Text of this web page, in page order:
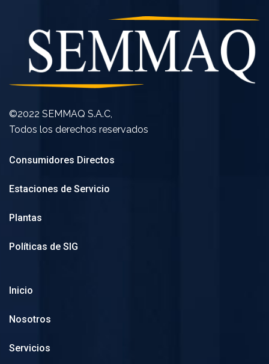
©2022 SEMMAQ S.A.C,
Todos los derechos reservados
Consumidores Directos
Estaciones de Servicio
Plantas
Políticas de SIG
Inicio
Nosotros
Servicios